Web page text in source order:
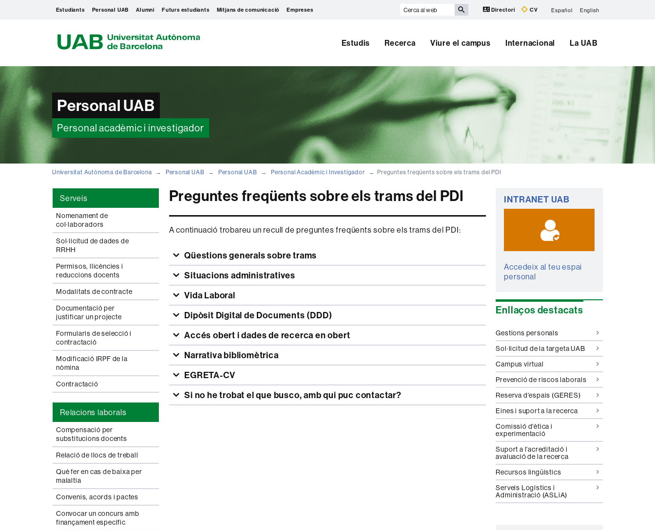
Estudiants Personal UAB Alumni Futurs estudiants Mitjans de comunicació Empreses
Cerca
Directori CV Español English
A
Estudis Recerca Viure el campus Internacional La UAB
Personal UAB
Personal acadèmic i investigador
Universitat Autònoma de Barcelona Personal UAB Personal UAB Personal Acadèmic i Investigador Preguntes freqüents sobre els trams del PDI
Serveis
Nomenament de
col·laboradors
Sol·licitud de dades de
RRHH
Permisos, llicències i
reduccions docents
Modalitats de contracte
Documentació per
justificar un projecte
Formularis de selecció i
contractació
Modificació IRPF de la
nòmina
Contractació
Relacions laborals
Compensació per
substitucions docents
Relació de llocs de treball
Què fer en cas de baixa per
malaltia
Convenis, acords i pactes
Convocar un concurs amb
finançament específic
Preguntes freqüents sobre els trams del PDI
A continuació trobareu un recull de preguntes freqüents sobre els trams del PDI:
Qüestions generals sobre trams
Situacions administratives
Vida Laboral
Dipòsit Digital de Documents (DDD)
Accés obert i dades de recerca en obert
Narrativa bibliomètrica
EGRETA-CV
Si no he trobat el que busco, amb qui puc contactar?
Informació
complementària
INTRANET UAB
Accedeix al teu espai
personal
Enllaços destacats
Gestions personals
Sol·licitud de la targeta UAB
Campus virtual
Prevenció de riscos laborals
Reserva d'espais (GERES)
Eines i suport a la recerca
Comissió d'ètica i
experimentació
Suport a l'acreditació i
avaluació de la recerca
Recursos lingüístics
Serveis Logístics i
Administració (ASLiA)